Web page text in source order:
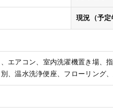
現況（予定
エアコン 室内洗濯機置き場
温水洗浄便座 フローリング